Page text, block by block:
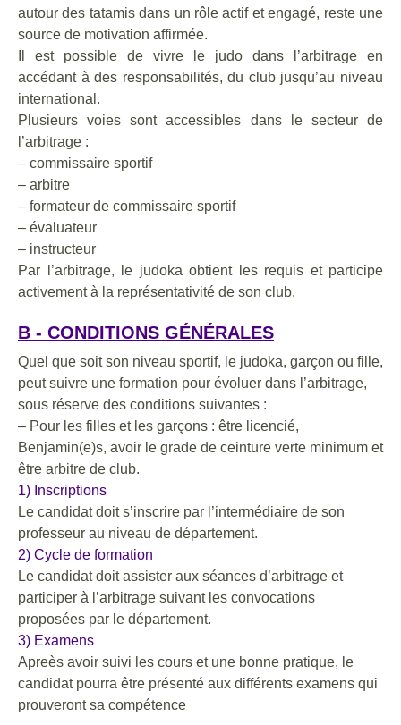
autour des tatamis dans un rôle actif et engagé, reste une
source de motivation affirmée.
Il est possible de vivre le judo dans l’arbitrage en
accédant à des responsabilités, du club jusqu’au niveau
international.
Plusieurs voies sont accessibles dans le secteur de
l’arbitrage :
– commissaire sportif
– arbitre
– formateur de commissaire sportif
– évaluateur
– instructeur
Par l’arbitrage, le judoka obtient les requis et participe
activement à la représentativité de son club.
B - CONDITIONS GÉNÉRALES
Quel que soit son niveau sportif, le judoka, garçon ou fille,
peut suivre une formation pour évoluer dans l’arbitrage,
sous réserve des conditions suivantes :
– Pour les filles et les garçons : être licencié,
Benjamin(e)s, avoir le grade de ceinture verte minimum et
être arbitre de club.
1) Inscriptions
Le candidat doit s’inscrire par l’intermédiaire de son
professeur au niveau de département.
2) Cycle de formation
Le candidat doit assister aux séances d’arbitrage et
participer à l’arbitrage suivant les convocations
proposées par le département.
3) Examens
Apreès avoir suivi les cours et une bonne pratique, le
candidat pourra être présenté aux différents examens qui
prouveront sa compétence